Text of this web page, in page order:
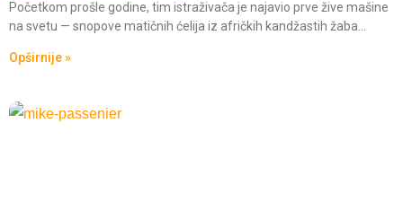
Početkom prošle godine, tim istraživača je najavio prve žive mašine
na svetu — snopove matičnih ćelija iz afričkih kandžastih žaba…
Opširnije »